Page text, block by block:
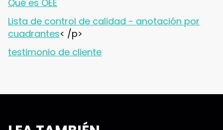
Qué es OEE
Lista de control de calidad - anotación por
cuadrantes< /p>
testimonio de cliente